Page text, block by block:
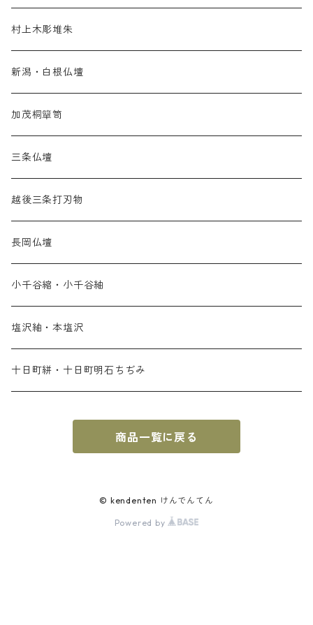
村上木彫堆朱
新潟・白根仏壇
加茂桐簞笥
三条仏壇
越後三条打刃物
長岡仏壇
小千谷縮・小千谷紬
塩沢紬・本塩沢
十日町絣・十日町明石ちぢみ
商品一覧に戻る
© kendenten けんでんてん
Powered by